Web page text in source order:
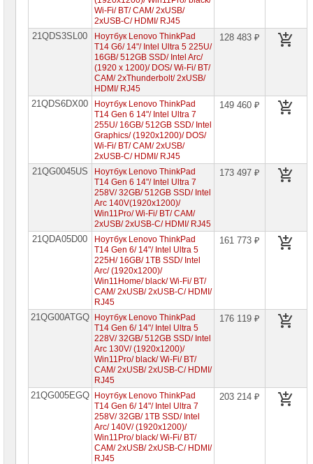
серверов
Российское
ПО
Термошкафы
Wi-Fi/ BT/ CAM/ 2xUSB/
2xUSB-C/ HDMI/ RJ45
21QDS3SL00
Ноутбук Lenovo ThinkPad
T14 G6/ 14"/ Intel Ultra 5 225U/
16GB/ 512GB SSD/ Intel Arc/
(1920 x 1200)/ DOS/ Wi-Fi/ BT/
CAM/ 2xThunderbolt/ 2xUSB/
HDMI/ RJ45
128 483 ₽
21QDS6DX00
Ноутбук Lenovo ThinkPad
T14 Gen 6 14"/ Intel Ultra 7
255U/ 16GB/ 512GB SSD/ Intel
Graphics/ (1920x1200)/ DOS/
Wi-Fi/ BT/ CAM/ 2xUSB/
2xUSB-C/ HDMI/ RJ45
149 460 ₽
21QG0045US
Ноутбук Lenovo ThinkPad
T14 Gen 6 14"/ Intel Ultra 7
258V/ 32GB/ 512GB SSD/ Intel
Arc 140V(1920x1200)/
Win11Pro/ Wi-Fi/ BT/ CAM/
2xUSB/ 2xUSB-C/ HDMI/ RJ45
173 497 ₽
21QDA05D00
Ноутбук Lenovo ThinkPad
T14 Gen 6/ 14"/ Intel Ultra 5
225H/ 16GB/ 1TB SSD/ Intel
Arc/ (1920x1200)/
Win11Home/ black/ Wi-Fi/ BT/
CAM/ 2xUSB/ 2xUSB-C/ HDMI/
RJ45
161 773 ₽
21QG00ATGQ
Ноутбук Lenovo ThinkPad
T14 Gen 6/ 14"/ Intel Ultra 5
228V/ 32GB/ 512GB SSD/ Intel
Arc 130V/ (1920x1200)/
Win11Pro/ black/ Wi-Fi/ BT/
CAM/ 2xUSB/ 2xUSB-C/ HDMI/
RJ45
176 119 ₽
21QG005EGQ
Ноутбук Lenovo ThinkPad
T14 Gen 6/ 14"/ Intel Ultra 7
258V/ 32GB/ 1TB SSD/ Intel
Arc/ 140V/ (1920x1200)/
Win11Pro/ black/ Wi-Fi/ BT/
CAM/ 2xUSB/ 2xUSB-C/ HDMI/
RJ45
203 214 ₽